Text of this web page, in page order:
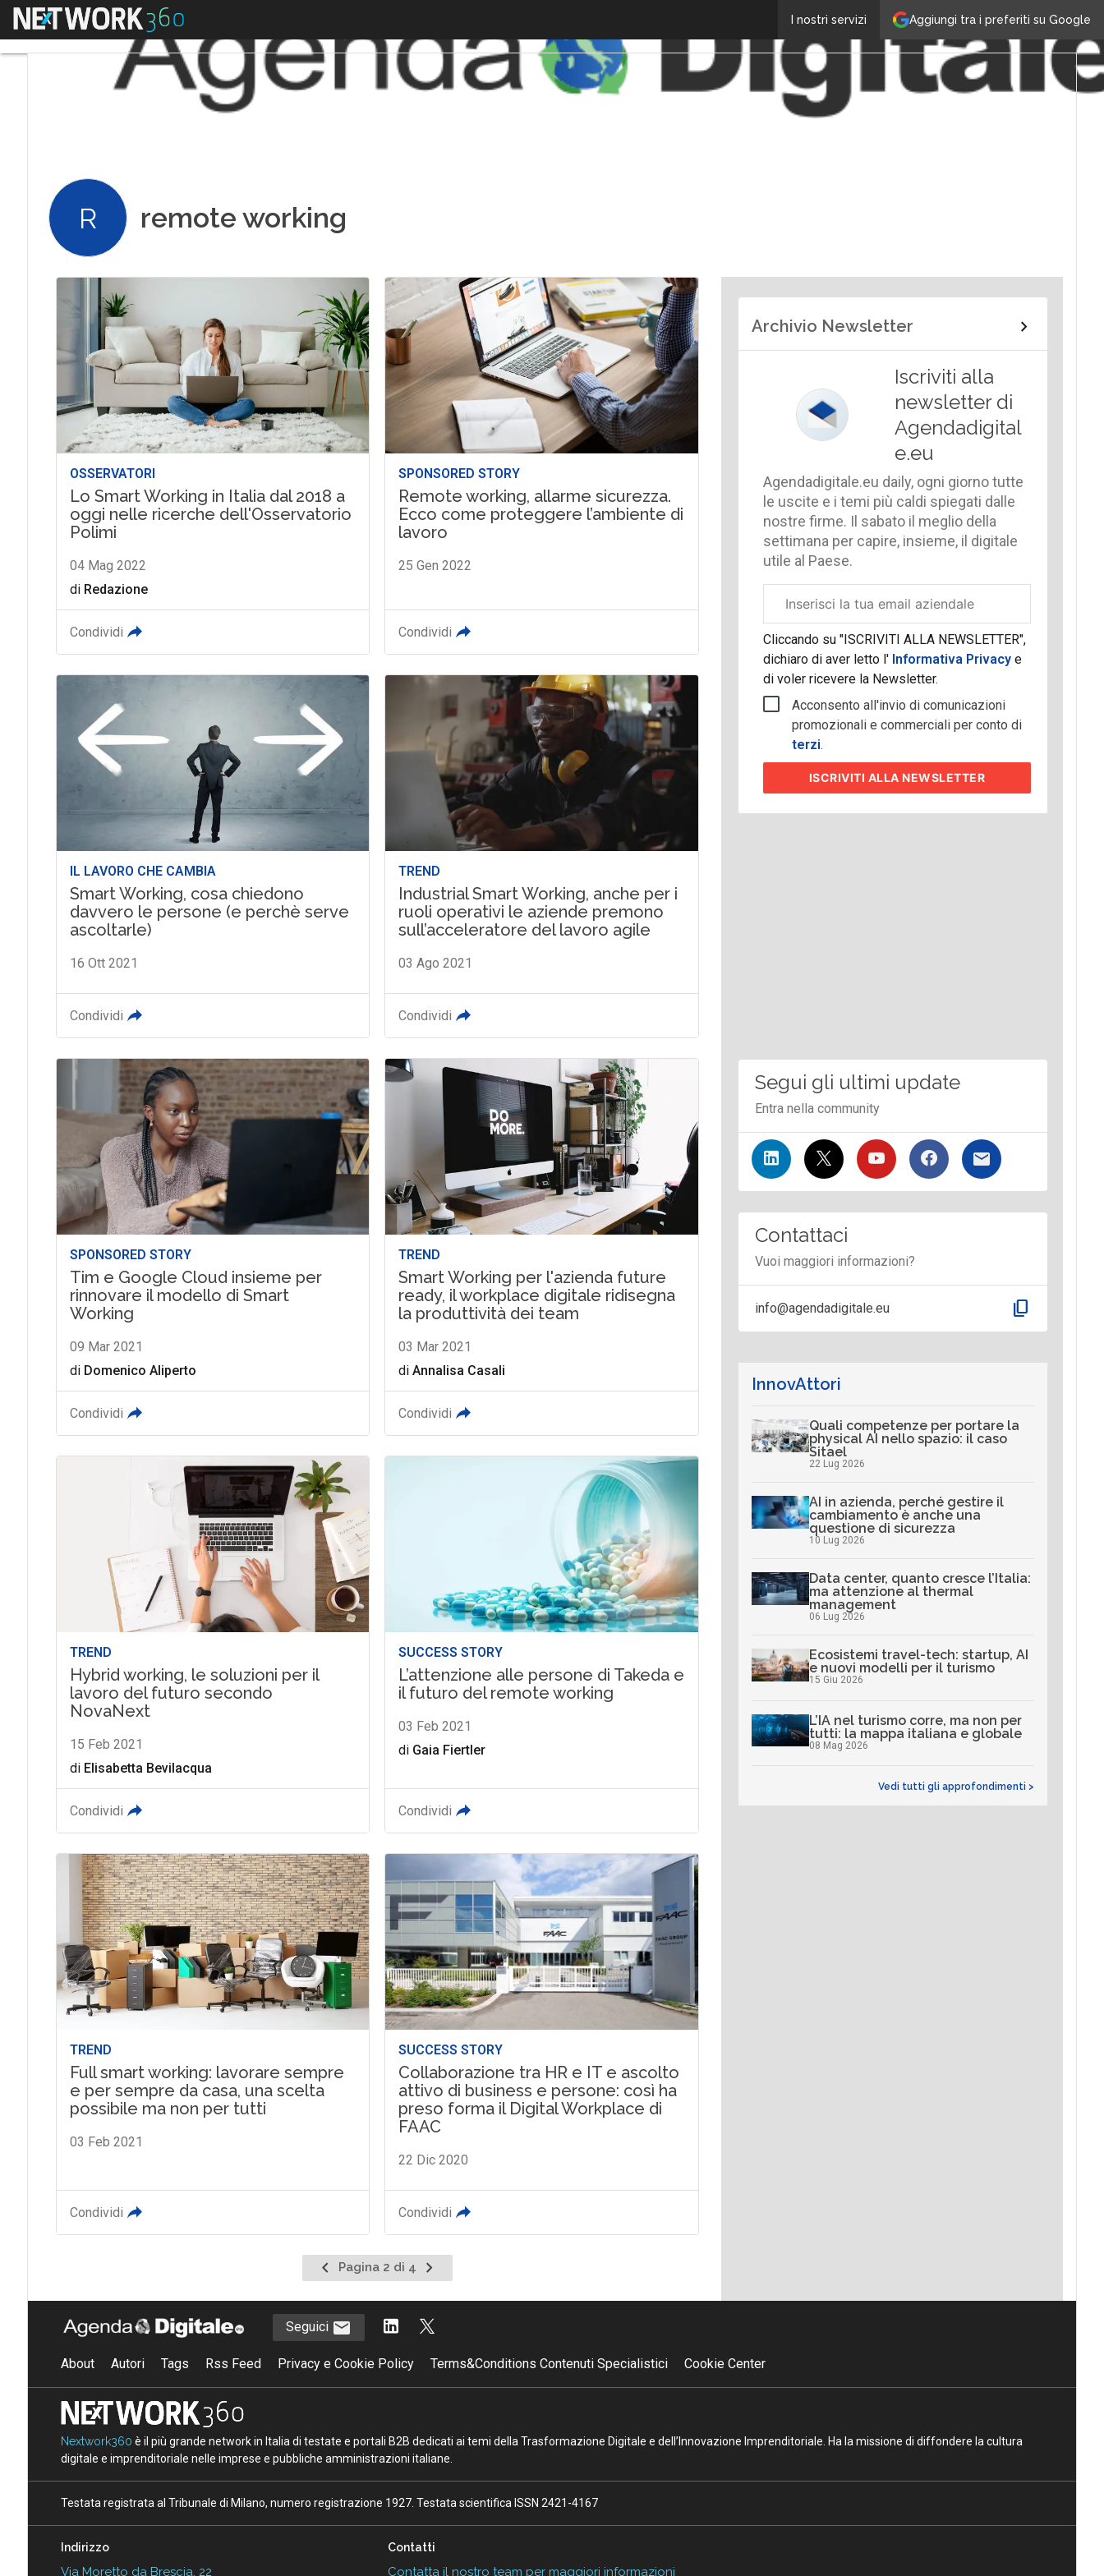
Aggiungi tra i preferiti su Google
I nostri servizi
Menu
R remote working
OSSERVATORI
Lo Smart Working in Italia dal 2018 a
oggi nelle ricerche dell'Osservatorio
Polimi
04 Mag 2022
di Redazione
Condividi
SPONSORED STORY
Remote working, allarme sicurezza.
Ecco come proteggere l’ambiente di
lavoro
25 Gen 2022
Condividi
IL LAVORO CHE CAMBIA
Smart Working, cosa chiedono
davvero le persone (e perchè serve
ascoltarle)
16 Ott 2021
Condividi
TREND
Industrial Smart Working, anche per i
ruoli operativi le aziende premono
sull’acceleratore del lavoro agile
03 Ago 2021
Condividi
SPONSORED STORY
Tim e Google Cloud insieme per
rinnovare il modello di Smart
Working
09 Mar 2021
di Domenico Aliperto
Condividi
TREND
Smart Working per l'azienda future
ready, il workplace digitale ridisegna
la produttività dei team
03 Mar 2021
diAnnalisa Casali
Condividi
TREND
Hybrid working, le soluzioni per il
lavoro del futuro secondo
NovaNext
15 Feb 2021
di Elisabetta Bevilacqua
Condividi
SUCCESS STORY
L’attenzione alle persone di Takeda e
il futuro del remote working
03 Feb 2021
di Gaia Fiertler
Condividi
TREND
Full smart working: lavorare sempre
e per sempre da casa, una scelta
possibile ma non per tutti
03 Feb 2021
Condividi
SUCCESS STORY
Collaborazione tra HR e IT e ascolto
attivo di business e persone: così ha
preso forma il Digital Workplace di
FAAC
22 Dic 2020
Condividi
Pagina
precedente
Pagina 2 di 4
Pagina
successiva
Archivio Newsletter
Iscriviti alla
newsletter di
Agendadigital
e.eu
Agendadigitale.eu daily, ogni giorno tutte
le uscite e i temi più caldi spiegati dalle
nostre firme. Il sabato il meglio della
settimana per capire, insieme, il digitale
utile al Paese.
aziendale
Cliccando su "ISCRIVITI ALLA NEWSLETTER",
dichiaro di aver letto l'Informativa Privacy e
di voler ricevere la Newsletter.
Acconsento all'invio di comunicazioni
promozionali e commerciali per conto di
terzi.
ISCRIVITI ALLA NEWSLETTER
Segui gli ultimi update
Entra nella community
Contattaci
Vuoi maggiori informazioni?
info@agendadigitale.eu content_copy
InnovAttori
Quali competenze per portare la
physical AI nello spazio: il caso
Sitael
22 Lug 2026
AI in azienda, perché gestire il
cambiamento è anche una
questione di sicurezza
10 Lug 2026
Data center, quanto cresce l’Italia:
ma attenzione al thermal
management
06 Lug 2026
Ecosistemi travel-tech: startup, AI
e nuovi modelli per il turismo
15 Giu 2026
L’IA nel turismo corre, ma non per
tutti: la mappa italiana e globale
08 Mag 2026
Vedi tutti gli approfondimenti >
Seguici
About Autori Tags Rss Feed Privacy e Cookie Policy Terms&Conditions Contenuti Specialistici Cookie Center
Nextwork360 è il più grande network in Italia di testate e portali B2B dedicati ai temi della Trasformazione Digitale e dell’Innovazione Imprenditoriale. Ha la missione di diffondere la cultura
digitale e imprenditoriale nelle imprese e pubbliche amministrazioni italiane.
Testata registrata al Tribunale di Milano, numero registrazione 1927. Testata scientifica ISSN 2421-4167
Indirizzo
Via Moretto da Brescia, 22
Contatti
Contatta il nostro team per maggiori informazioni